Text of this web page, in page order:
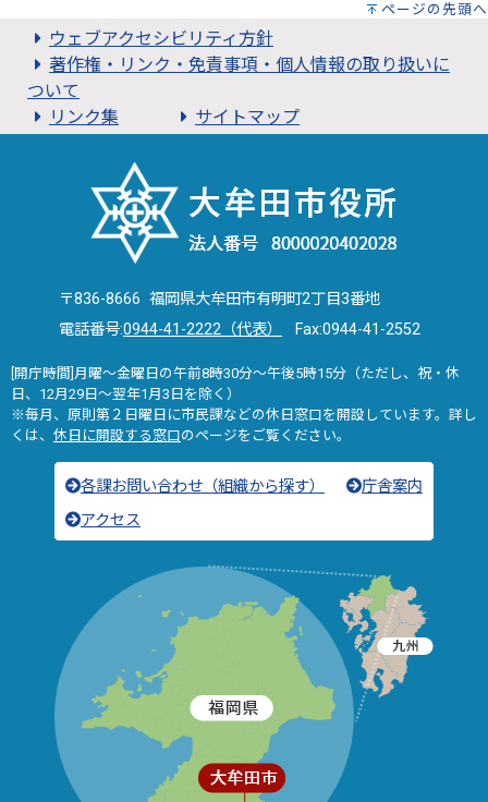
ページの先頭へ
ウェブアクセシビリティ方針
著作権・リンク・免責事項・個人情報の取り扱いに
ついて
リンク集
サイトマップ
〒836-8666 福岡県大牟田市有明町2丁目3番地
電話番号:0944-41-2222（代表） Fax:0944-41-2552
[開庁時間]月曜～金曜日の午前8時30分～午後5時15分（ただし、祝・休
日、12月29日～翌年1月3日を除く）
※毎月、原則第２日曜日に市民課などの休日窓口を開設しています。詳し
くは、 休日に開設する窓口のページをご覧ください。
各課お問い合わせ（組織から探す）
庁舎案内
アクセス